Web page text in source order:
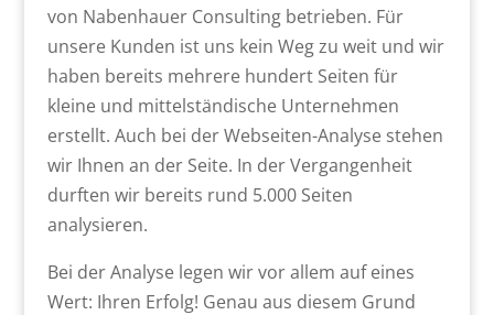
von Nabenhauer Consulting betrieben. Für
unsere Kunden ist uns kein Weg zu weit und wir
haben bereits mehrere hundert Seiten für
kleine und mittelständische Unternehmen
erstellt. Auch bei der Webseiten-Analyse stehen
wir Ihnen an der Seite. In der Vergangenheit
durften wir bereits rund 5.000 Seiten
analysieren.
Bei der Analyse legen wir vor allem auf eines
Wert: Ihren Erfolg! Genau aus diesem Grund